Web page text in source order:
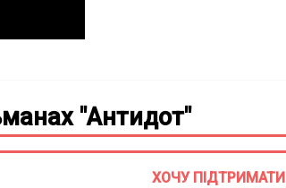
"Антидот"
ХОЧУ ПІДТРИМАТИ